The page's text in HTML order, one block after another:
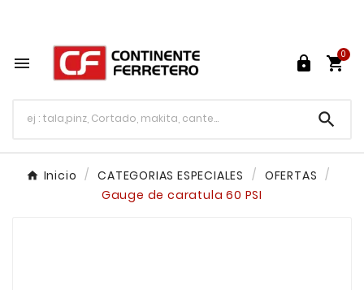
  
0

Inicio CATEGORIAS ESPECIALES
OFERTAS
Gauge de caratula 60 PSI